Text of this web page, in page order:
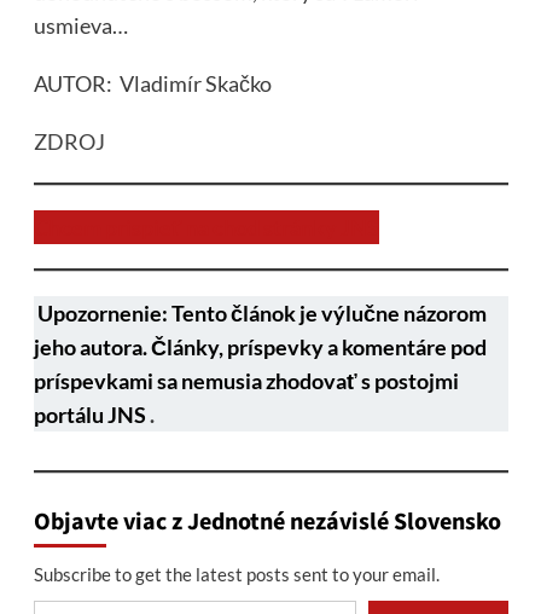
usmieva…
AUTOR: Vladimír Skačko
ZDROJ
Upozornenie: Tento článok je výlučne názorom
jeho autora. Články, príspevky a komentáre pod
príspevkami sa nemusia zhodovať s postojmi
portálu JNS.
Objavte viac z Jednotné nezávislé Slovensko
Subscribe to get the latest posts sent to your email.
Type your email…